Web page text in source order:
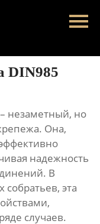
DIN985
незаметный, но
Она,
надежность
В
эта
случаев.